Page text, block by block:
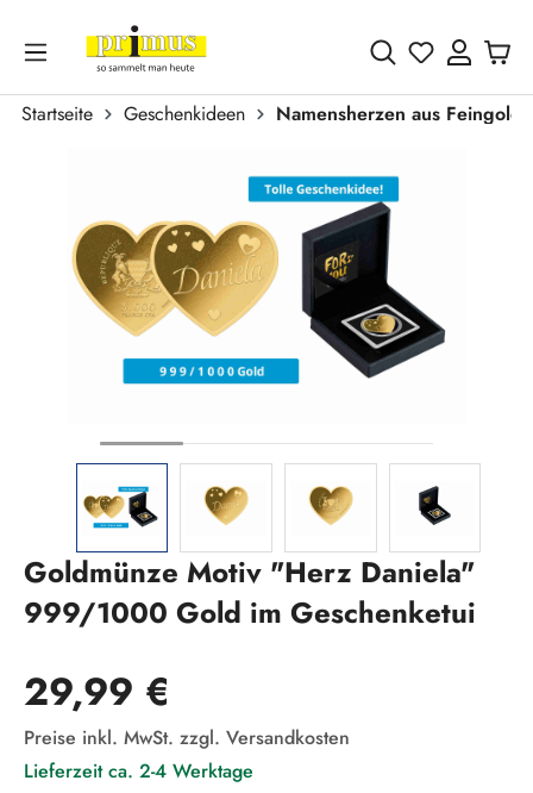
Zum Hauptinhalt springen
Du hast 0
Startseite Geschenkideen
Namensherzen aus Feingold
Goldmünze Motiv "Herz Daniela"
999/1000 Gold im Geschenketui
Regulärer Preis:
29,99 €
Preise inkl. MwSt. zzgl. Versandkosten
Lieferzeit ca. 2-4 Werktage